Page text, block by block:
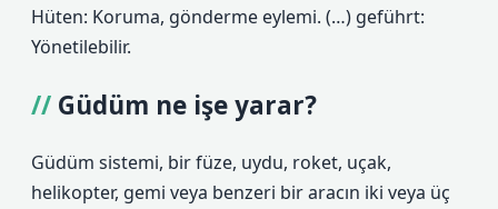
Hüten: Koruma, gönderme eylemi. (…) geführt:
Yönetilebilir.
Güdüm ne işe yarar?
Güdüm sistemi, bir füze, uydu, roket, uçak,
helikopter, gemi veya benzeri bir aracın iki veya üç